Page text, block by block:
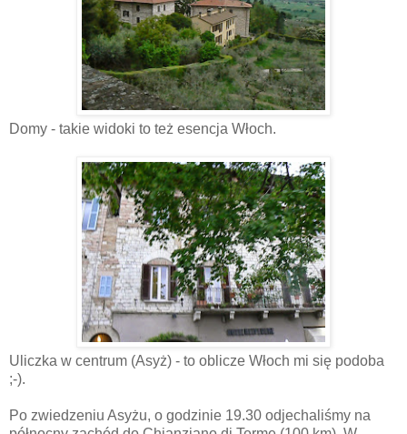
Domy - takie widoki to też esencja Włoch.
Uliczka w centrum (Asyż) - to oblicze Włoch mi się podoba
;-).
Po zwiedzeniu Asyżu, o godzinie 19.30 odjechaliśmy na